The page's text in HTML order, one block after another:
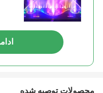
محصولات توصیه شده